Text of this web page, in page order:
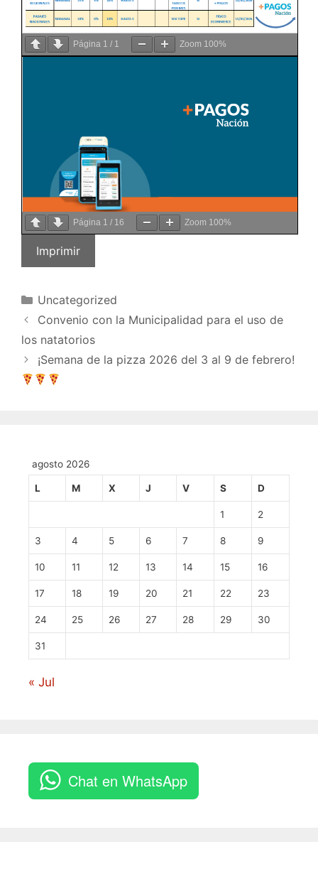
Página 1 / 1 Zoom 100%
Página 1 / 16 Zoom 100%
Imprimir
Uncategorized
Convenio con la Municipalidad para el uso de
los natatorios
¡Semana de la pizza 2026 del 3 al 9 de febrero!
agosto 2026
L M X J V S D
1 2
3 4 5 6 7 8 9
10 11 12 13 14 15 16
17 18 19 20 21 22 23
24 25 26 27 28 29 30
31
« Jul
Chat en WhatsApp